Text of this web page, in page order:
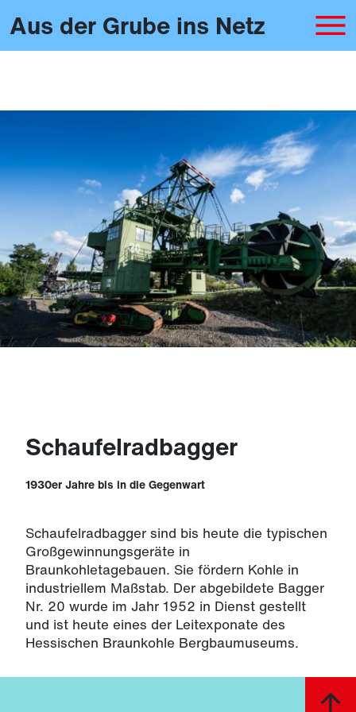
Aus der Grube ins Netz
Schaufelradbagger
1930er Jahre bis in die Gegenwart
Schaufelradbagger sind bis heute die typischen
Großgewinnungsgeräte in
Braunkohletagebauen. Sie fördern Kohle in
industriellem Maßstab. Der abgebildete Bagger
Nr. 20 wurde im Jahr 1952 in Dienst gestellt
und ist heute eines der Leitexponate des
Hessischen Braunkohle Bergbaumuseums.